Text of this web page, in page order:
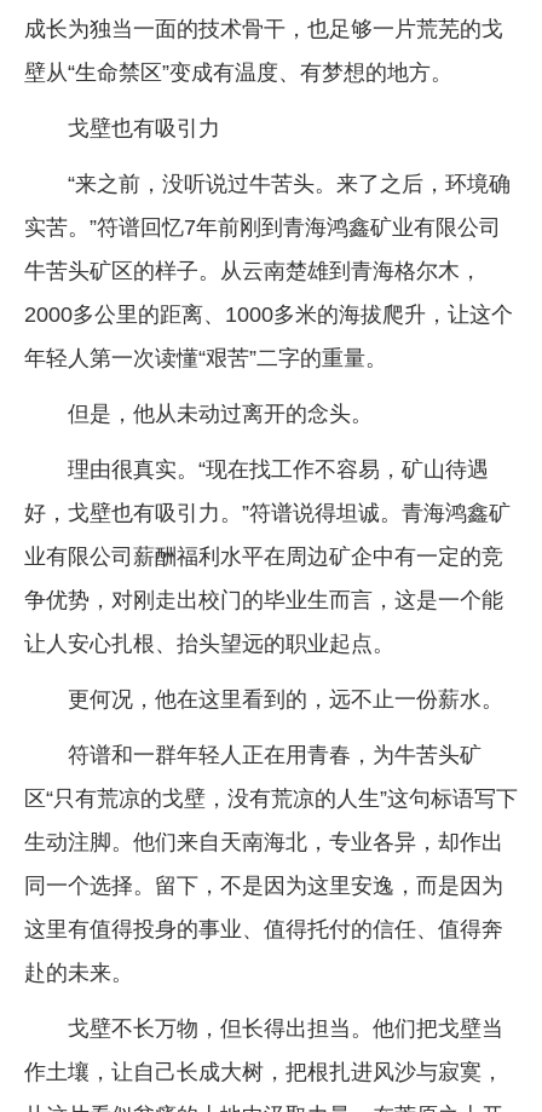
成长为独当一面的技术骨干，也足够一片荒芜的戈
壁从“生命禁区”变成有温度、有梦想的地方。
戈壁也有吸引力
“来之前，没听说过牛苦头。来了之后，环境确
实苦。”符谱回忆7年前刚到青海鸿鑫矿业有限公司
牛苦头矿区的样子。从云南楚雄到青海格尔木，
2000多公里的距离、1000多米的海拔爬升，让这个
年轻人第一次读懂“艰苦”二字的重量。
但是，他从未动过离开的念头。
理由很真实。“现在找工作不容易，矿山待遇
好，戈壁也有吸引力。”符谱说得坦诚。青海鸿鑫矿
业有限公司薪酬福利水平在周边矿企中有一定的竞
争优势，对刚走出校门的毕业生而言，这是一个能
让人安心扎根、抬头望远的职业起点。
更何况，他在这里看到的，远不止一份薪水。
符谱和一群年轻人正在用青春，为牛苦头矿
区“只有荒凉的戈壁，没有荒凉的人生”这句标语写下
生动注脚。他们来自天南海北，专业各异，却作出
同一个选择。留下，不是因为这里安逸，而是因为
这里有值得投身的事业、值得托付的信任、值得奔
赴的未来。
戈壁不长万物，但长得出担当。他们把戈壁当
作土壤，让自己长成大树，把根扎进风沙与寂寞，